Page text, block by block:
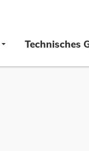
Technisches